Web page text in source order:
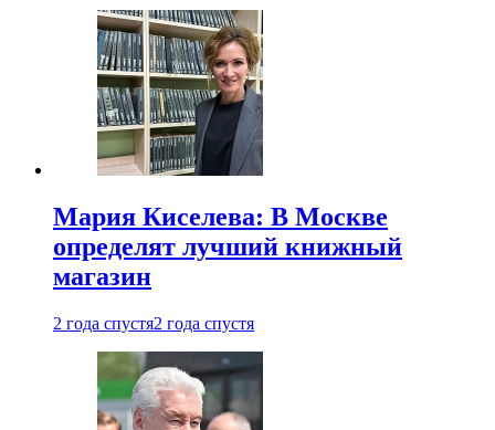
Мария Киселева: В Москве
определят лучший книжный
магазин
2 года спустя2 года спустя